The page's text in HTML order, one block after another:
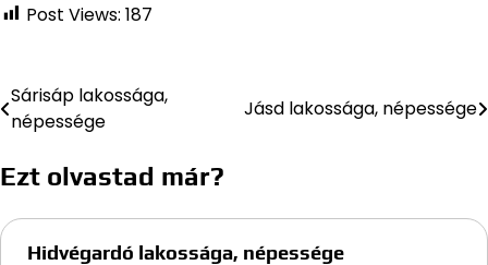
Post Views: 187
Bejegyzés
navigáció
Sárisáp lakossága,
népessége
Jásd lakossága, népessége
Ezt olvastad már?
Hidvégardó lakossága, népessége